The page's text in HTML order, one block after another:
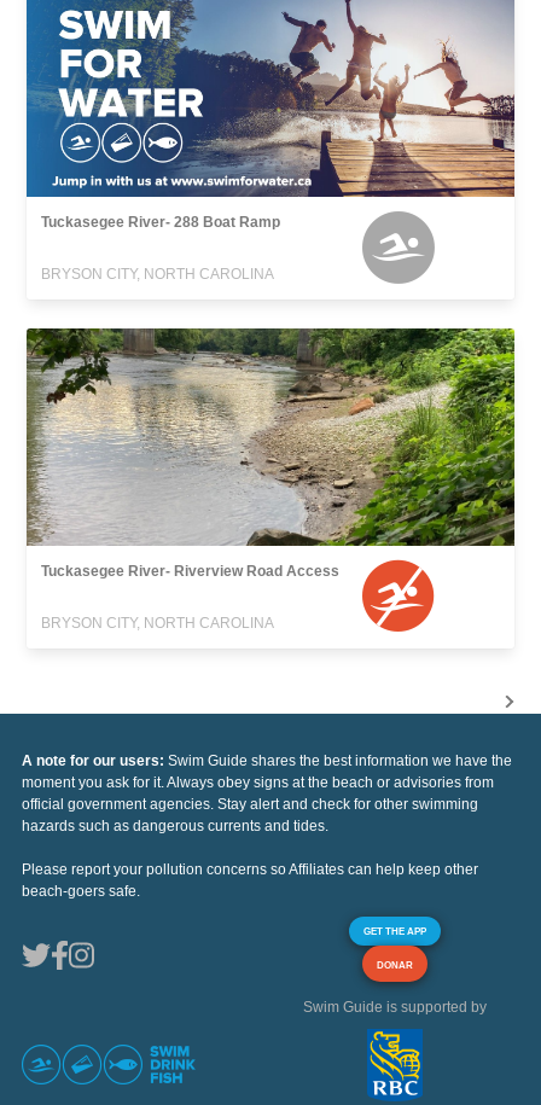
Tuckasegee River- 288 Boat Ramp
BRYSON CITY, NORTH CAROLINA
Tuckasegee River- Riverview Road Access
BRYSON CITY, NORTH CAROLINA
A note for our users: Swim Guide shares the best information we have the
moment you ask for it. Always obey signs at the beach or advisories from
official government agencies. Stay alert and check for other swimming
hazards such as dangerous currents and tides.
Please report your pollution concerns so Affiliates can help keep other
beach-goers safe.
GET THE APP
DONAR
Swim Guide is supported by